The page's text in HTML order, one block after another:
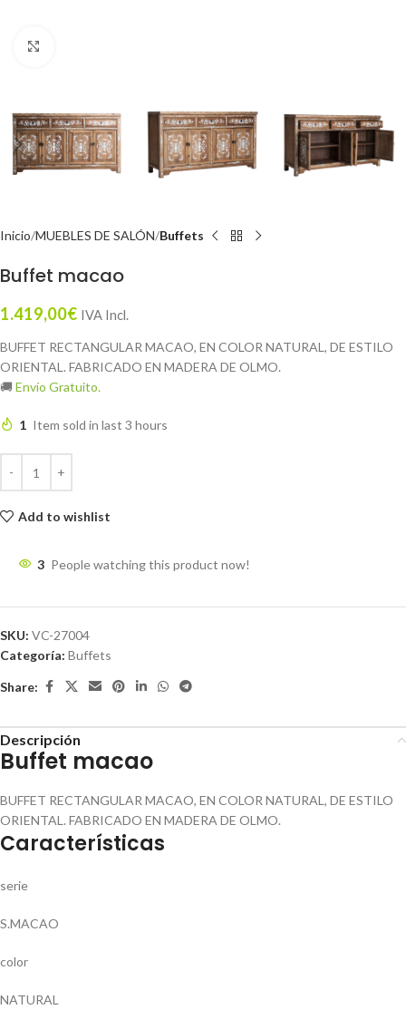
Inicio MUEBLES DE SALÓN Buffets
Buffet macao
1.419,00€ IVA Incl.
BUFFET RECTANGULAR MACAO, EN COLOR NATURAL, DE ESTILO
ORIENTAL. FABRICADO EN MADERA DE OLMO.
🚚 Envío Gratuito.
1 Item sold in last 3 hours
Add to wishlist
3 People watching this product now!
SKU: VC-27004
Categoría: Buffets
Share:
Descripción
Buffet macao
BUFFET RECTANGULAR MACAO, EN COLOR NATURAL, DE ESTILO
ORIENTAL. FABRICADO EN MADERA DE OLMO.
Características
serie
S.MACAO
color
NATURAL